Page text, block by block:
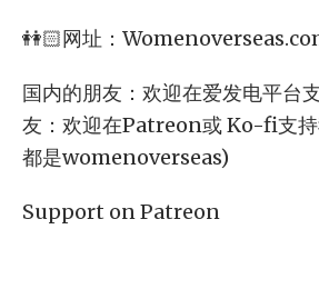
👭🏻网址：
国内的朋友：欢迎在爱发电平台
友：欢迎在Patreon或 Ko-fi支持
都是womenoverseas)
Support on Patreon